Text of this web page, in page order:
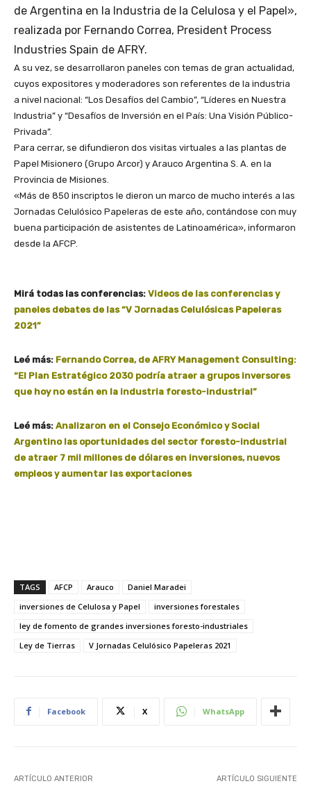
de Argentina en la Industria de la Celulosa y el Papel»,
realizada por Fernando Correa, President Process
Industries Spain de AFRY.
A su vez, se desarrollaron paneles con temas de gran actualidad,
cuyos expositores y moderadores son referentes de la industria
a nivel nacional: “Los Desafíos del Cambio”, “Líderes en Nuestra
Industria” y “Desafíos de Inversión en el País: Una Visión Público-
Privada”.
Para cerrar, se difundieron dos visitas virtuales a las plantas de
Papel Misionero (Grupo Arcor) y Arauco Argentina S. A. en la
Provincia de Misiones.
«Más de 850 inscriptos le dieron un marco de mucho interés a las
Jornadas Celulósico Papeleras de este año, contándose con muy
buena participación de asistentes de Latinoamérica», informaron
desde la AFCP.
Mirá todas las conferencias: Videos de las conferencias y
paneles debates de las “V Jornadas Celulósicas Papeleras
2021”
Leé más: Fernando Correa, de AFRY Management Consulting:
“El Plan Estratégico 2030 podría atraer a grupos inversores
que hoy no están en la industria foresto-industrial”
Leé más: Analizaron en el Consejo Económico y Social
Argentino las oportunidades del sector foresto-industrial
de atraer 7 mil millones de dólares en inversiones, nuevos
empleos y aumentar las exportaciones
TAGS AFCP Arauco
Daniel Maradei
inversiones de Celulosa y Papel
inversiones forestales
ley de fomento de grandes inversiones foresto-industriales
Ley de Tierras
V Jornadas Celulósico Papeleras 2021
Facebook X WhatsApp
ARTÍCULO ANTERIOR ARTÍCULO SIGUIENTE